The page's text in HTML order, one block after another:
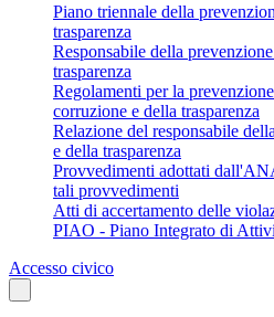
Piano triennale della
trasparenza
Responsabile della
trasparenza
Regolamenti per la
corruzione e della trasparenza
Relazione del responsabile
e della trasparenza
Provvedimenti adottati
tali provvedimenti
Atti di accertamento delle
PIAO - Piano Integrato di
Accesso civico